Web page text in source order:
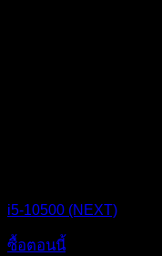
i5-10500 (NEXT)
ซื้อตอนนี้